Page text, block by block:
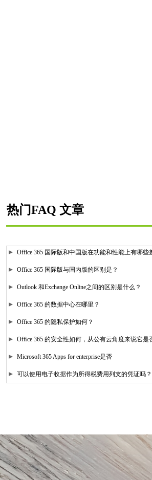
热门FAQ 文章
Office 365 国际版和中国版在功能和性能上有哪些
Office 365 国际版与国内版的区别是？
Outlook 和Exchange Online之间的区别是什么？
Office 365 的数据中心在哪里？
Office 365 的隐私保护如何？
Ofﬁce 365 的安全性如何，从公有云角度来说它是
Microsoft 365 Apps for enterprise是否
可以使用电子收据作为所得税费用列支的凭证吗？